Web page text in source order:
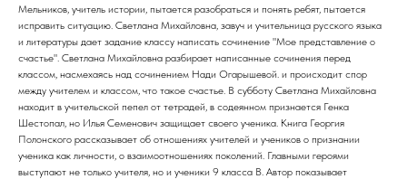
Мельников, учитель истории, пытается разобраться и понять ребят, пытается
исправить ситуацию. Светлана Михайловна, завуч и учительница русского языка
и литературы дает задание классу написать сочинение "Мое представление о
счастье". Светлана Михайловна разбирает написанные сочинения перед
классом, насмехаясь над сочинением Нади Огарышевой. и происходит спор
между учителем и классом, что такое счастье. В субботу Светлана Михайловна
находит в учительской пепел от тетрадей, в содеянном признается Генка
Шестопал, но Илья Семенович защищает своего ученика. Книга Георгия
Полонского рассказывает об отношениях учителей и учеников о признании
ученика как личности, о взаимоотношениях поколений. Главными героями
выступают не только учителя, но и ученики 9 класса В. Автор показывает